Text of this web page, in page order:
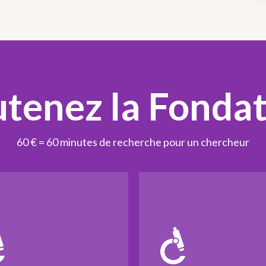
la
60 € = 60 minutes de recherche pour un chercheur